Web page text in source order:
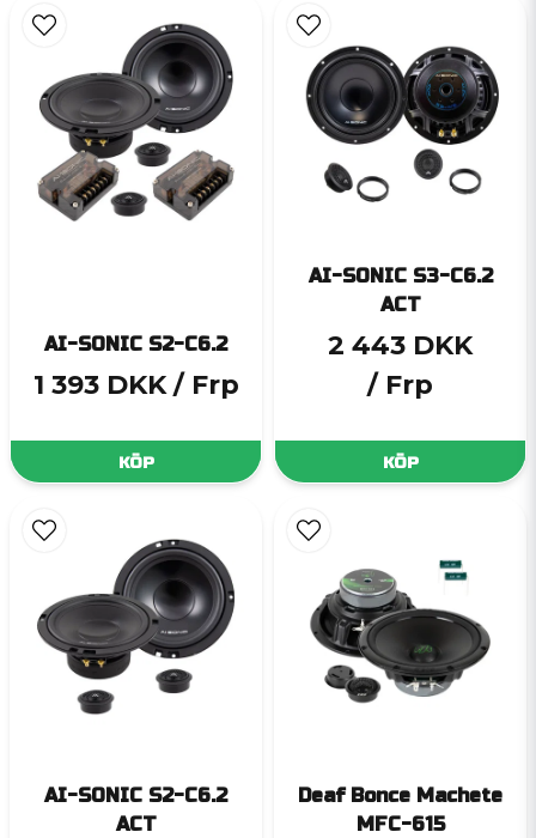
AI-SONIC S2-C6.2
1 393 DKK / Frp
KÖP
AI-SONIC S3-C6.2
ACT
2 443 DKK
/ Frp
KÖP
AI-SONIC S2-C6.2
ACT
Deaf Bonce Machete
MFC-615